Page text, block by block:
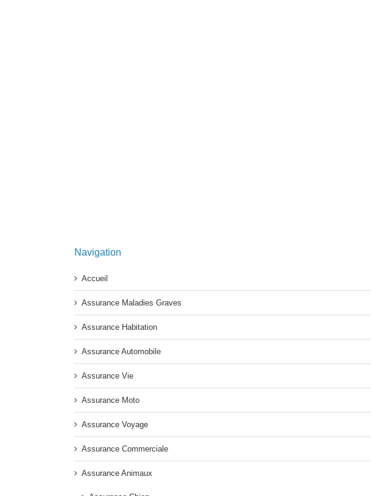
Navigation
Accueil
Assurance Maladies Graves
Assurance Habitation
Assurance Automobile
Assurance Vie
Assurance Moto
Assurance Voyage
Assurance Commerciale
Assurance Animaux